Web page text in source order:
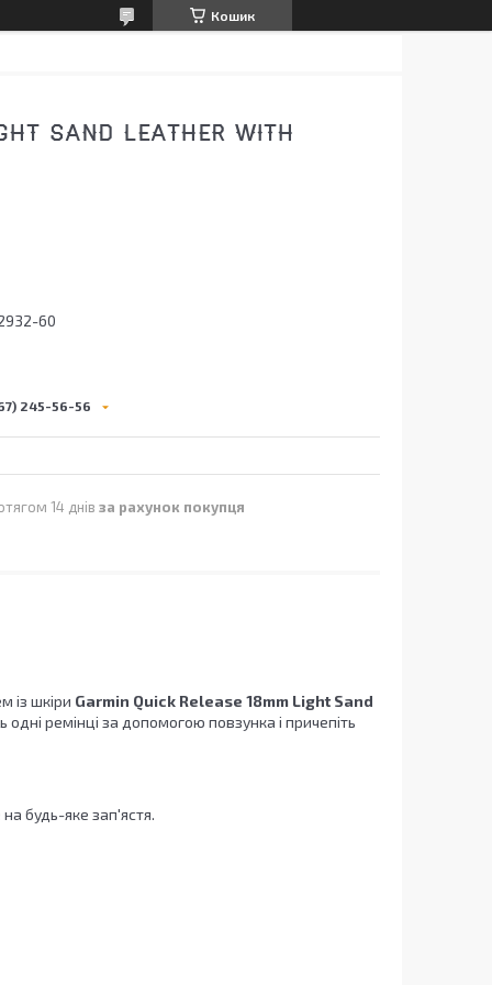
Кошик
SAND LEATHER WITH
60
245-56-56
14 днів за рахунок покупця
із шкіри Garmin Quick Release 18mm Light Sand
одні ремінці за допомогою повзунка і причепіть
на будь-яке зап'ястя.